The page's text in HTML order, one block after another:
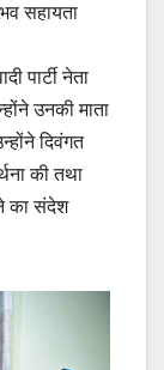
सहायता
पार्टी नेता
उनकी माता
दिवंगत
की तथा
का संदेश